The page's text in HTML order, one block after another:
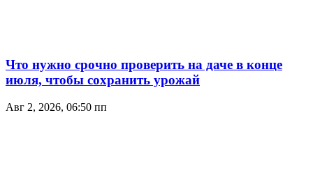
Что нужно срочно проверить на даче в конце
июля, чтобы сохранить урожай
Авг 2, 2026, 06:50 пп